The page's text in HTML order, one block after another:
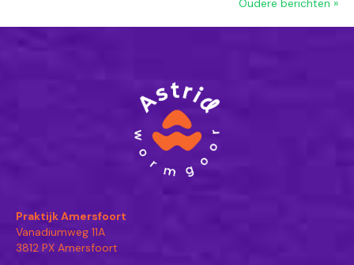
Oudere berichten »
Praktijk Amersfoort
Vanadiumweg 11A
3812 PX Amersfoort